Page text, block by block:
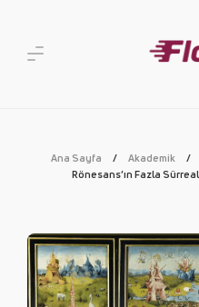
Ana Sayfa Akademik
Rönesans’ın Fazla